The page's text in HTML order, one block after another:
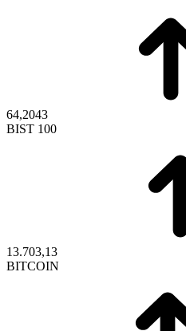
64,2043
BIST 100
13.703,13
BITCOIN